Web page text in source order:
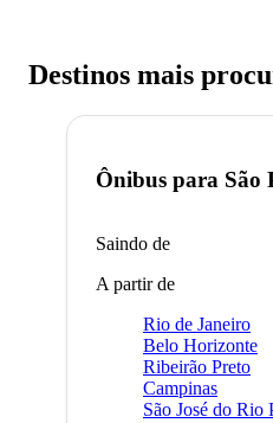
Destinos mais
Ônibus para São
Saindo de
A partir de
Rio de Janeiro
Belo Horizonte
Ribeirão Preto
Campinas
São José do Rio